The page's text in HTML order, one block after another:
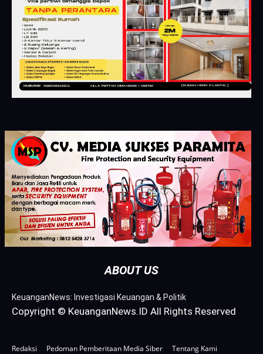
ABOUT US
KeuanganNews: Investigasi Keuangan & Politik
Copyright © KeuanganNews.ID All Rights Reserved
Redaksi Pedoman Pemberitaan Media Siber Tentang Kami